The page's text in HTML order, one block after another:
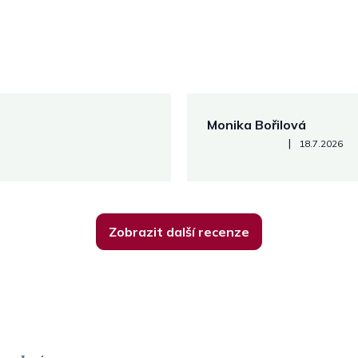
Monika Bořilová
Hodnocení obchodu je 5 z
| 18.7.2026
Zobrazit další recenze